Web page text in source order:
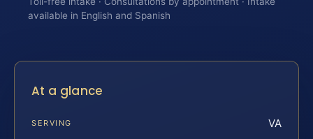
available in English and Spanish
At a glance
SERVING VA